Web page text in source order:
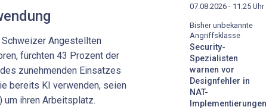
Angestellten
fürchten 43 Prozent der
zunehmenden Einsatzes
bereits KI verwenden, seien
ihren Arbeitsplatz.
07.08.2026 - 11:25 Uhr
Bisher unbekannte
Angriffsklasse
Security-
Spezialisten
warnen vor
Designfehler in
NAT-
Implementierungen